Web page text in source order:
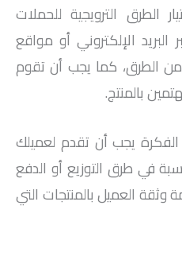
الطرق الترويجية للحملات
الإلكتروني أو مواقع
من الطرق، كما يجب أن تقوم
بالمنتج.
يجب أن تقدم لعميلك
في طرق التوزيع أو الدفع
العميل بالمنتجات التي